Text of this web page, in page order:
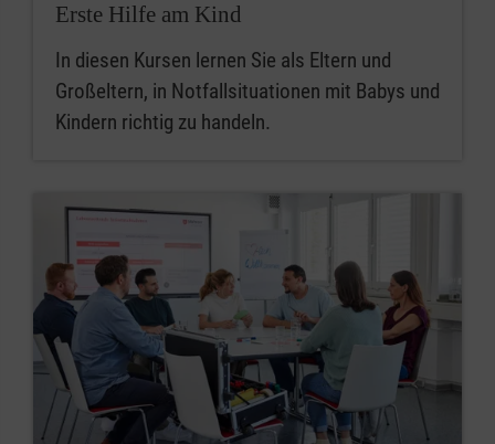
Erste Hilfe am Kind
In diesen Kursen lernen Sie als Eltern und
Großeltern, in Notfallsituationen mit Babys und
Kindern richtig zu handeln.